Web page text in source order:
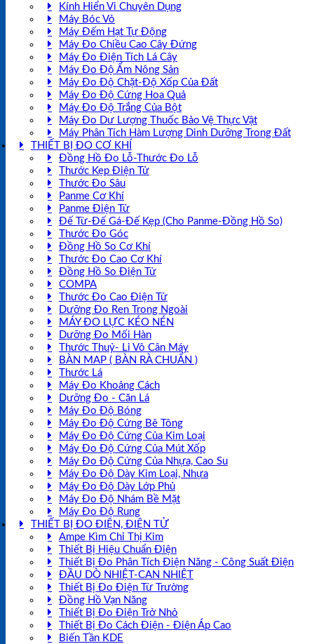
Kính Hiển Vi Chuyên Dụng
Máy Bóc Vỏ
Máy Đếm Hạt Tự Động
Máy Đo Chiều Cao Cây Đứng
Máy Đo Điện Tích Lá Cây
Máy Đo Độ Ẩm Nông Sản
Máy Đo Độ Chặt-Độ Xốp Của Đất
Máy Đo Độ Cứng Hoa Quả
Máy Đo Độ Trắng Của Bột
Máy Đo Dư Lượng Thuốc Bảo Vệ Thực Vật
Máy Phân Tích Hàm Lượng Dinh Dưỡng Trong Đất
THIẾT BỊ ĐO CƠ KHÍ
Đồng Hồ Đo Lỗ-Thước Đo Lỗ
Thước Kẹp Điện Tử
Thước Đo Sâu
Panme Cơ Khí
Panme Điện Tử
Đế Từ-Đế Gá-Đế Kẹp (Cho Panme-Đồng Hồ So)
Thước Đo Góc
Đồng Hồ So Cơ Khí
Thước Đo Cao Cơ Khí
Đồng Hồ So Điện Tử
COMPA
Thước Đo Cao Điện Tử
Dưỡng Đo Ren Trong Ngoài
MÁY ĐO LỰC KÉO NÉN
Dưỡng Đo Mối Hàn
Thước Thuỷ- Li Vô Cân Máy
BÀN MAP ( BÀN RÀ CHUẨN )
Thước Lá
Máy Đo Khoảng Cách
Dưỡng Đo - Căn Lá
Máy Đo Độ Bóng
Máy Đo Độ Cứng Bê Tông
Máy Đo Độ Cứng Của Kim Loại
Máy Đo Độ Cứng Của Mút Xốp
Máy Đo Độ Cứng Của Nhựa, Cao Su
Máy Đo Độ Dày Kim Loại, Nhựa
Máy Đo Độ Dày Lớp Phủ
Máy Đo Độ Nhám Bề Mặt
Máy Đo Độ Rung
THIẾT BỊ ĐO ĐIỆN, ĐIỆN TỬ
Ampe Kìm Chỉ Thị Kim
Thiết Bị Hiệu Chuẩn Điện
Thiết Bị Đo Phân Tích Điện Năng - Công Suất Điện
ĐẦU DÒ NHIỆT-CAN NHIỆT
Thiết Bị Đo Điện Từ Trường
Đồng Hồ Vạn Năng
Thiết Bị Đo Điện Trở Nhỏ
Thiết Bị Đo Cách Điện - Điện Áp Cao
Biến Tần KDE